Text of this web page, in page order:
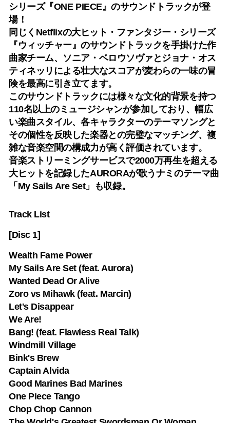
シリーズ『ONE PIECE』のサウンドトラックが登
場！
同じくNetflixの大ヒット・ファンタジー・シリーズ
『ウィッチャー』のサウンドトラックを手掛けた作
曲家チーム、ソニア・ベロウソヴァとジョナ・オス
ティネッリによる壮大なスコアが麦わらの一味の冒
険を最高に引き立てます。
このサウンドトラックには様々な文化的背景を持つ
110名以上のミュージシャンが参加しており、幅広
い楽曲スタイル、各キャラクターのテーマソングと
その個性を反映した楽器との完璧なマッチング、複
雑な音楽空間の構成力が高く評価されています。
音楽ストリーミングサービスで2000万再生を超える
大ヒットを記録したAURORAが歌うナミのテーマ曲
「My Sails Are Set」も収録。
Track List
[Disc 1]
Wealth Fame Power
My Sails Are Set (feat. Aurora)
Wanted Dead Or Alive
Zoro vs Mihawk (feat. Marcin)
Let's Disappear
We Are!
Bang! (feat. Flawless Real Talk)
Windmill Village
Bink's Brew
Captain Alvida
Good Marines Bad Marines
One Piece Tango
Chop Chop Cannon